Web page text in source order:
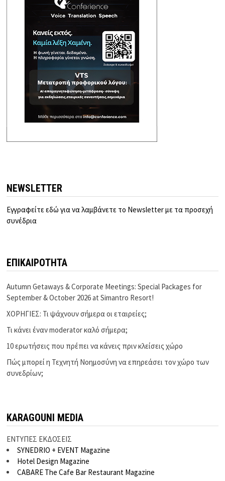
NEWSLETTER
Εγγραφείτε εδώ για να λαμβάνετε το Newsletter με τα προσεχή
συνέδρια
ΕΠΙΚΑΙΡΟΤΗΤΑ
Autumn Getaways & Corporate Meetings: Special Packages for
September & October 2026 at Simantro Resort!
ΧΟΡΗΓΙΕΣ: Τι ψάχνουν σήμερα οι εταιρείες;
Τι κάνει έναν moderator καλό σήμερα;
10 ερωτήσεις που πρέπει να κάνεις πριν κλείσεις χώρο
Πώς μπορεί η Τεχνητή Νοημοσύνη να επηρεάσει τον χώρο των
συνεδρίων;
KARAGOUNI MEDIA
ΕΝΤΥΠΕΣ ΕΚΔΟΣΕΙΣ
SYNEDRIO + EVENT Magazine
Hotel Design Magazine
CABARE The Cafe Bar Restaurant Magazine